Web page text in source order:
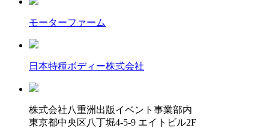
モーターファーム
日本特種ボディー株式会社
株式会社八重洲出版イベント事業部内
東京都中央区八丁堀4-5-9 エイトビル2F